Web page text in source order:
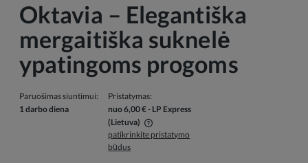
Oktavia – Elegantiška
mergaitiška suknelė
ypatingoms progoms
Paruošimas siuntimui:
1 darbo diena
Pristatymas:
nuo 6,00 €- LP Express
(Lietuva)
Į kainą neįskaičiuotos galimos mokėjimo išlaidos
patikrinkite pristatymo
būdus